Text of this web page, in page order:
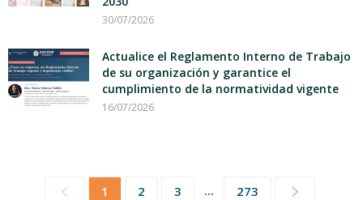
30/07/2026
Actualice el Reglamento Interno de Trabajo
de su organización y garantice el
cumplimiento de la normatividad vigente
16/07/2026
1 2 3 ... 273